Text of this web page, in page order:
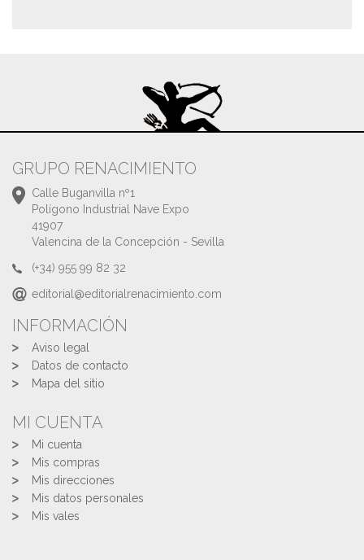
GRUPO RENACIMIENTO
Calle Buganvilla nº1
Polígono Industrial Nave Expo
41907
Valencina de la Concepción - Sevilla
(+34) 955 99 82 32
editorial@editorialrenacimiento.com
INFORMACIÓN
Aviso legal
Datos de contacto
Mapa del sitio
MI CUENTA
Mi cuenta
Mis compras
Mis direcciones
Mis datos personales
Mis vales